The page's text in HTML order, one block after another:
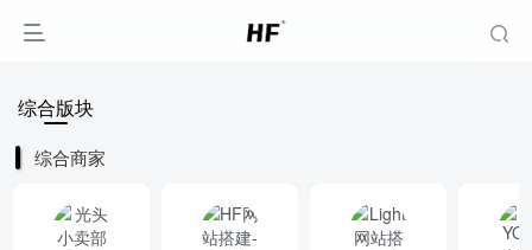
综合版块
综合商家